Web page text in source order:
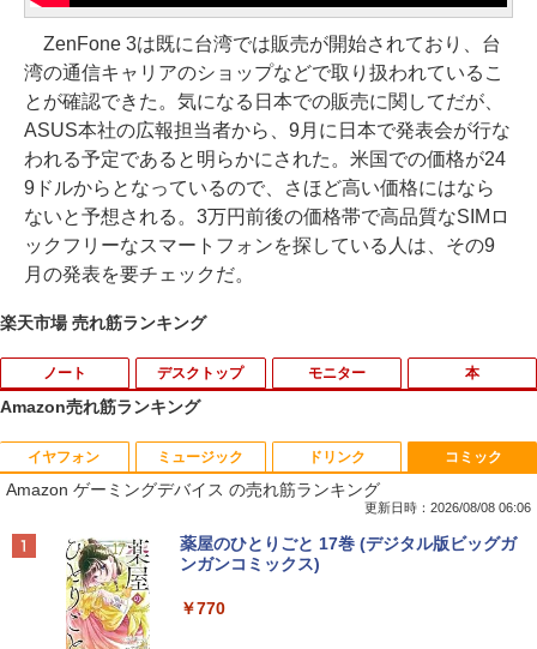
ZenFone 3は既に台湾では販売が開始されており、台
湾の通信キャリアのショップなどで取り扱われているこ
とが確認できた。気になる日本での販売に関してだが、
ASUS本社の広報担当者から、9月に日本で発表会が行な
われる予定であると明らかにされた。米国での価格が24
9ドルからとなっているので、さほど高い価格にはなら
ないと予想される。3万円前後の価格帯で高品質なSIMロ
ックフリーなスマートフォンを探している人は、その9
月の発表を要チェックだ。
楽天市場 売れ筋ランキング
ノート
1
【期間限定破格金額！】新生活 新古品 W
in11搭載 パソコンノートパソコンoffice
付き 初心者向けノートPC 初期設定済 1
5.6型 インテル高速CPU ランダムで発送
メモリ4GB～ 高速SSD1TB 最大 フルHD
Webカメラ zoom 軽量薄型 無線 型番更
デスクトップ モニター
1
中古24インチ液晶モニター PHILIPS 241
B4L【中古】
￥6,600
フィリップス（ディスプレイ） 221S9A/
本
1
[新品]マッシュル-MASHLE- (1-18巻 全
巻) 全巻セット
￥8,954
Amazon売れ筋ランキング
イヤフォン
Anker Soundcore P40i オフホワイト
ミュージック
BRUCE WAYNE feat. Flo Milli, ATL Jacob
[Explicit]
￥250
ドリンク
【Amazon.co.jp限定】 い・ろ・は・す 2L P
ET ラベルレス ×8本
￥1,112
コミック
Amazon ゲーミングデバイス の売れ筋ランキング
更新日時：2026/08/08 06:06
薬屋のひとりごと 17巻 (デジタル版ビッグガ
ンガンコミックス)
￥770